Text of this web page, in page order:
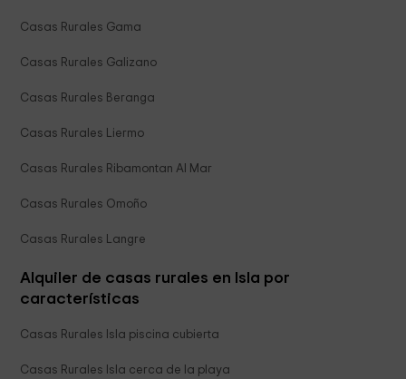
Casas Rurales Gama
Casas Rurales Galizano
Casas Rurales Beranga
Casas Rurales Liermo
Casas Rurales Ribamontan Al Mar
Casas Rurales Omoño
Casas Rurales Langre
Alquiler de casas rurales en Isla por
características
Casas Rurales Isla piscina cubierta
Casas Rurales Isla cerca de la playa